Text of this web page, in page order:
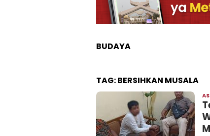
BUDAYA
TAG:BERSIHKAN MUSALA